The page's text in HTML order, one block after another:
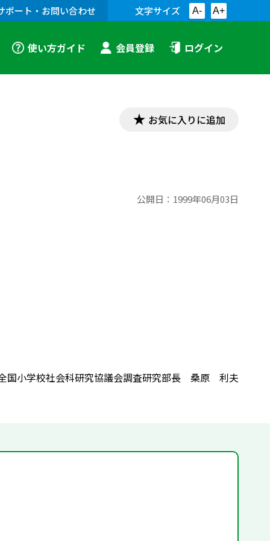
ポート・お問い合わせ 文字サイズ A- A+
使い方ガイド 会員登録 ログイン
お気に入りに追加
公開日： 1999年06月03日
国小学校社会科研究協議会調査研究部長 桑原 利夫